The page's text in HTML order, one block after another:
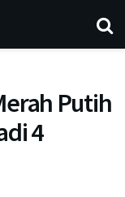
Putih
4